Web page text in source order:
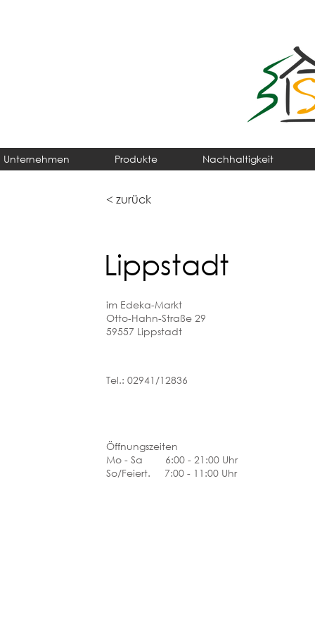
Unternehmen Produkte Nachhaltigkeit
< zurück
Lippstadt
im Edeka-Markt
Otto-Hahn-Straße 29
59557 Lippstadt
Tel.: 02941/12836
Öffnungszeiten
Mo - Sa 6:00 - 21:00 Uhr
So/Feiert. 7:00 - 11:00 Uhr